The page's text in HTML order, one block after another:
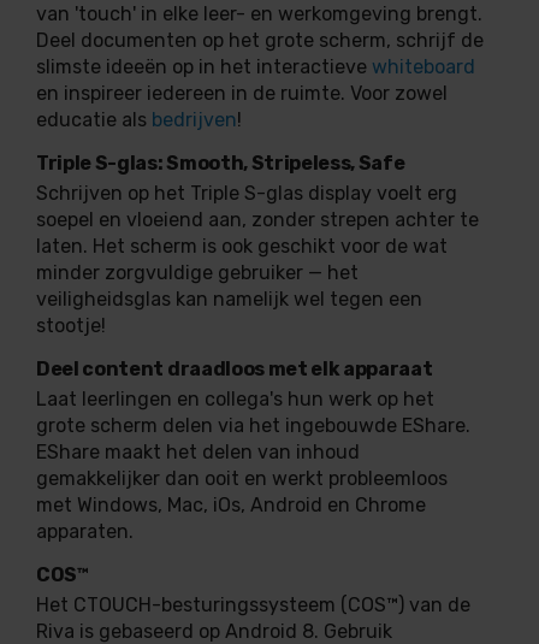
van 'touch' in elke leer- en werkomgeving brengt.
Deel documenten op het grote scherm, schrijf de
slimste ideeën op in het interactieve whiteboard
en inspireer iedereen in de ruimte. Voor zowel
educatie als bedrijven!
Triple S-glas: Smooth, Stripeless, Safe
Schrijven op het Triple S-glas display voelt erg
soepel en vloeiend aan, zonder strepen achter te
laten. Het scherm is ook geschikt voor de wat
minder zorgvuldige gebruiker — het
veiligheidsglas kan namelijk wel tegen een
stootje!
Deel content draadloos met elk apparaat
Laat leerlingen en collega's hun werk op het
grote scherm delen via het ingebouwde EShare.
EShare maakt het delen van inhoud
gemakkelijker dan ooit en werkt probleemloos
met Windows, Mac, iOs, Android en Chrome
apparaten.
COS™
Het CTOUCH-besturingssysteem (COS™) van de
Riva is gebaseerd op Android 8. Gebruik